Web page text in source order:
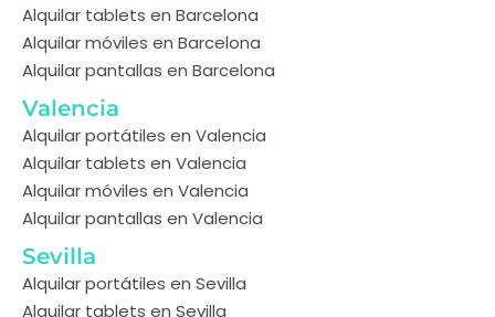
Alquilar tablets en Barcelona
Alquilar móviles en Barcelona
Alquilar pantallas en Barcelona
Valencia
Alquilar portátiles en Valencia
Alquilar tablets en Valencia
Alquilar móviles en Valencia
Alquilar pantallas en Valencia
Sevilla
Alquilar portátiles en Sevilla
Alquilar tablets en Sevilla